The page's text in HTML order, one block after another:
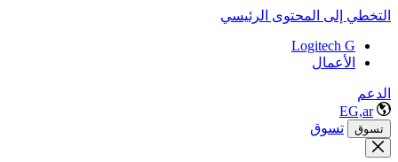
التخطي إلى المحتوى الرئيسي
Logitech G
الأعمال
الدعم
EG,ar
تسوق تسوق